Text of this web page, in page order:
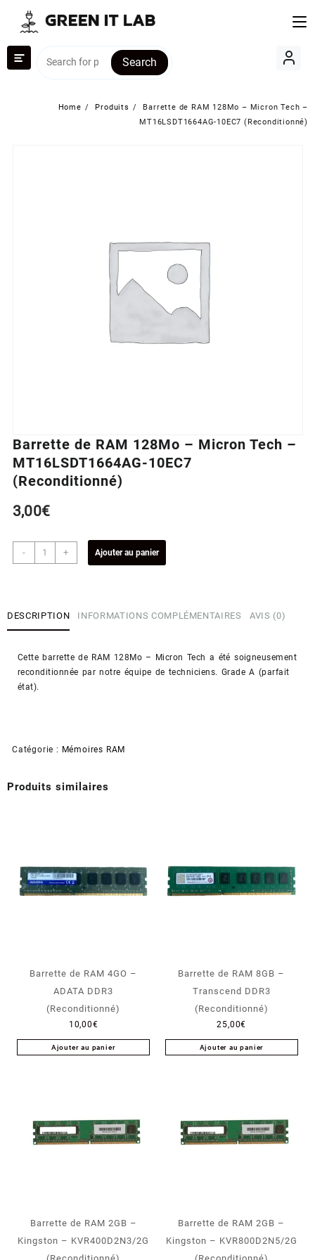
content
Search
Home Produits
Barrette de RAM 128Mo – Micron Tech –
MT16LSDT1664AG-10EC7 (Reconditionné)
Barrette de RAM 128Mo – Micron Tech –
MT16LSDT1664AG-10EC7
(Reconditionné)
3,00€
-
quantité
de
Micron
Tech
-
+ Ajouter au panier
DESCRIPTION INFORMATIONS COMPLÉMENTAIRES AVIS (0)
Cette barrette de RAM 128Mo – Micron Tech a été soigneusement
reconditionnée par notre équipe de techniciens. Grade A (parfait
état).
Catégorie : Mémoires RAM
Produits similaires
Barrette de RAM 4GO –
ADATA DDR3
(Reconditionné)
10,00€
Ajouter au panier
Barrette de RAM 8GB –
Transcend DDR3
(Reconditionné)
25,00€
Ajouter au panier
Barrette de RAM 2GB –
Kingston – KVR400D2N3/2G
Barrette de RAM 2GB –
Kingston – KVR800D2N5/2G